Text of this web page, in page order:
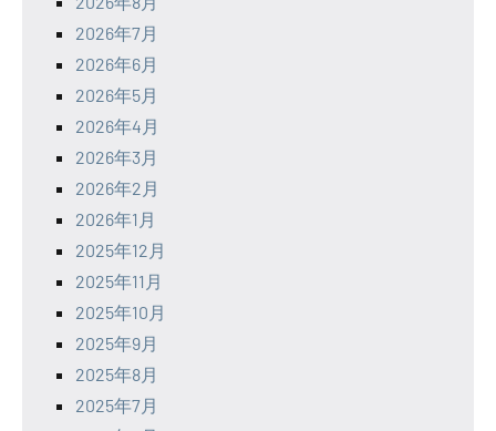
2026年7月
2026年6月
2026年5月
2026年4月
2026年3月
2026年2月
2026年1月
2025年12月
2025年11月
2025年10月
2025年9月
2025年8月
2025年7月